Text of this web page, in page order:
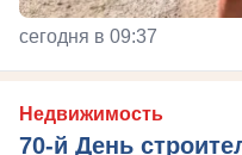
сегодня в 09:37
Недвижимость
70-й День